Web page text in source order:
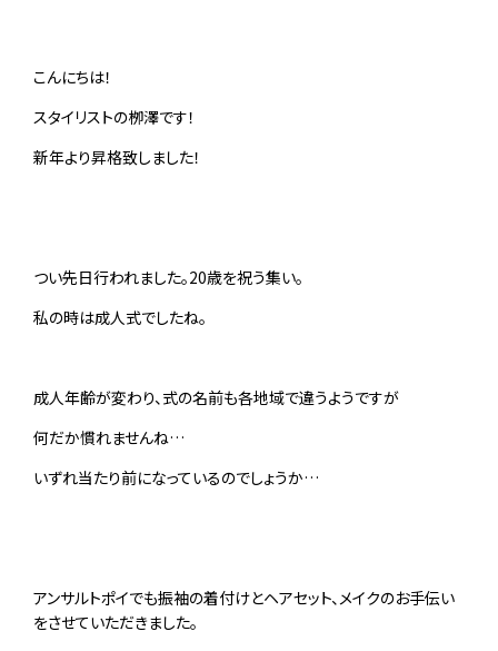
こんにちは！
スタイリストの栁澤です！
新年より昇格致しました！
つい先日行われました。20歳を祝う集い。
私の時は成人式でしたね。
成人年齢が変わり、式の名前も各地域で違うようですが
何だか慣れませんね…
いずれ当たり前になっているのでしょうか…
アンサルトポイでも振袖の着付けとヘアセット、メイクのお手伝い
をさせていただきました。